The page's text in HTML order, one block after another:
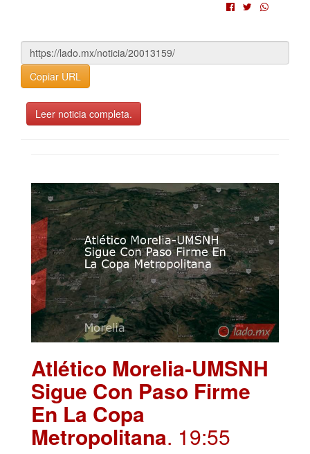
Copiar URL
Leer noticia completa.
Atlético Morelia-UMSNH
Sigue Con Paso Firme
En La Copa
Metropolitana. 19:55